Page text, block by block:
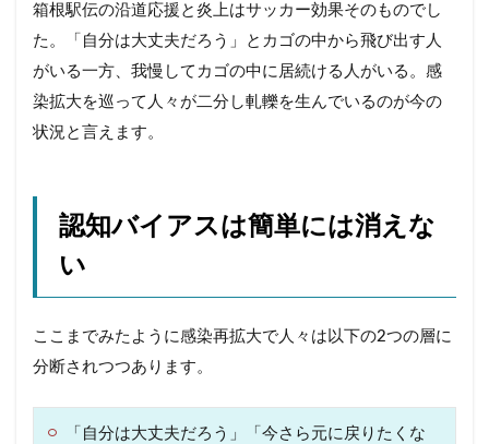
箱根駅伝の沿道応援と炎上はサッカー効果そのものでし
た。「自分は大丈夫だろう」とカゴの中から飛び出す人
がいる一方、我慢してカゴの中に居続ける人がいる。感
染拡大を巡って人々が二分し軋轢を生んでいるのが今の
状況と言えます。
認知バイアスは簡単には消えな
い
ここまでみたように感染再拡大で人々は以下の2つの層に
分断されつつあります。
「自分は大丈夫だろう」「今さら元に戻りたくな